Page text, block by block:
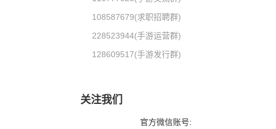
108587679(求职招聘群)
228523944(手游运营群)
128609517(手游发行群)
关注我们
官方微信账号: